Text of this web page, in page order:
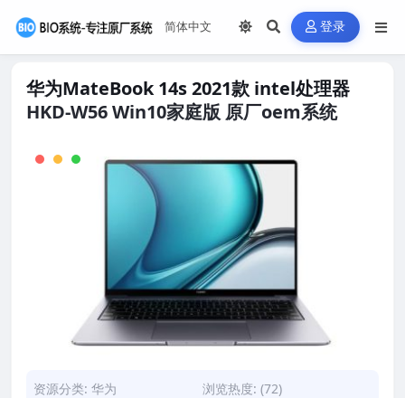
登录
华为MateBook 14s 2021款 intel处理器
HKD-W56 Win10家庭版 原厂oem系统
资源分类: 华为
浏览热度: (72)